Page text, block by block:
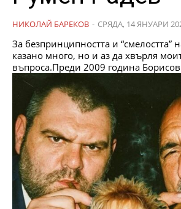
НИКОЛАЙ БАРЕКОВ - СРЯДА, 14 ЯНУАРИ
За безпринципността и “смелостта”
казано много, но и аз да хвърля
въпроса.Преди 2009 година Борисов